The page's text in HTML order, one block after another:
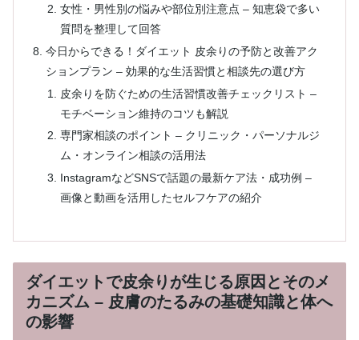
女性・男性別の悩みや部位別注意点 – 知恵袋で多い
質問を整理して回答
今日からできる！ダイエット 皮余りの予防と改善アク
ションプラン – 効果的な生活習慣と相談先の選び方
皮余りを防ぐための生活習慣改善チェックリスト –
モチベーション維持のコツも解説
専門家相談のポイント – クリニック・パーソナルジ
ム・オンライン相談の活用法
InstagramなどSNSで話題の最新ケア法・成功例 –
画像と動画を活用したセルフケアの紹介
ダイエットで皮余りが生じる原因とそのメ
カニズム – 皮膚のたるみの基礎知識と体へ
の影響